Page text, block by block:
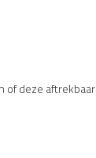
of deze aftrekbaar